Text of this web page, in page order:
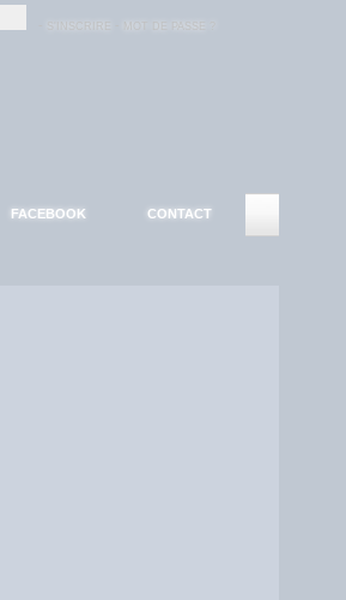
FACEBOOK CONTACT